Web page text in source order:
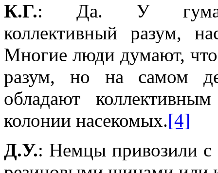
К.Г.: Да. У
коллективный разум,
Многие люди думают, что
разум, но на самом
обладают
колонии насекомых.[4]
Д.У.: Немцы привозили с